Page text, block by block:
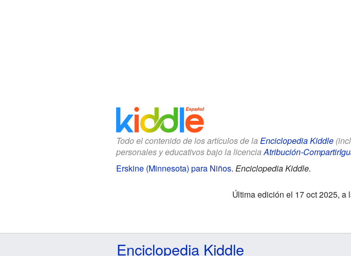
Todo el contenido de los artículos de la Enciclopedia Kiddle
personales y educativos bajo la licenciaAtribución-
Erskine (Minnesota) para Niños. Enciclopedia Kiddle.
Última edición el 17 oct 2025, a
Enciclopedia Kiddle